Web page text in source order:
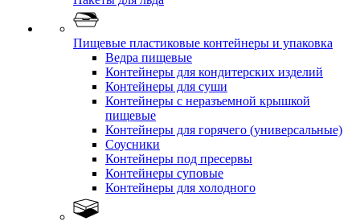
Пищевые пластиковые контейнеры и упаковка
Ведра пищевые
Контейнеры для кондитерских изделий
Контейнеры для суши
Контейнеры с неразъемной крышкой
пищевые
Контейнеры для горячего (универсальные)
Соусники
Контейнеры под пресервы
Контейнеры суповые
Контейнеры для холодного